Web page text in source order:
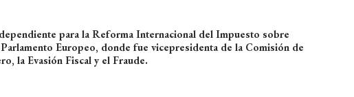
para la Reforma Internacional del Impuesto sobre
Europeo, donde fue vicepresidenta de la Comisión de
la Evasión Fiscal y el Fraude.